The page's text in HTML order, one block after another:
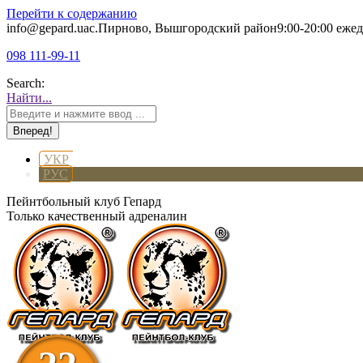
Перейти к содержанию
info@gepard.uaс.Пирново, Вышгородский район9:00-20:00
098 111-99-11
Search:
Найти...
УКР
РУС
Пейнтбольный клуб Гепард
Только качественный адреналин